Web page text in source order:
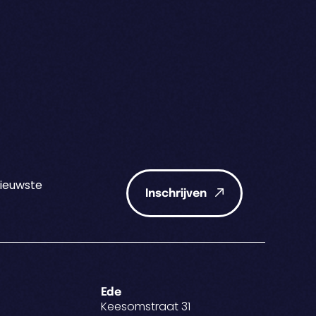
Inschrijven
Ede
Keesomstraat 31